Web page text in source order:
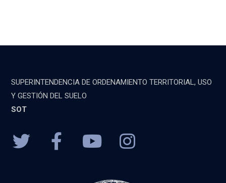
SUPERINTENDENCIA DE ORDENAMIENTO TERRITORIAL, USO
Y GESTIÓN DEL SUELO
SOT